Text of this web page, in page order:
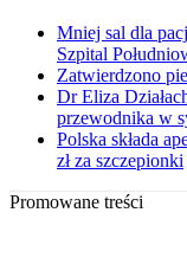
Mniej sal dla
Szpital
Zatwierdzono
Dr Eliza
przewodnika w
Polska składa
zł za szczepionki
Promowane treści